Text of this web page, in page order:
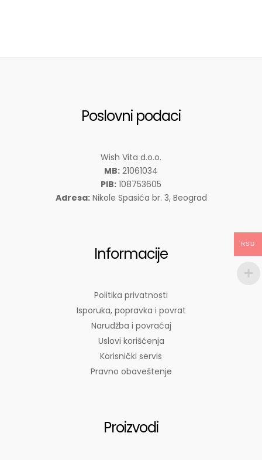
Poslovni podaci
Wish Vita d.o.o.
MB: 21061034
PIB: 108753605
Adresa:Nikole Spasića br. 3, Beograd
Informacije
Politika privatnosti
Isporuka, popravka i povrat
Narudžba i povraćaj
Uslovi korišćenja
Korisnički servis
Pravno obaveštenje
Proizvodi
RSD